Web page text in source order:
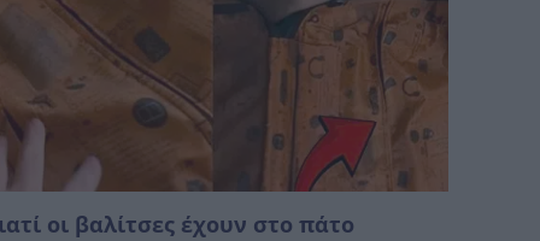
οι βαλίτσες έχουν στο πάτο